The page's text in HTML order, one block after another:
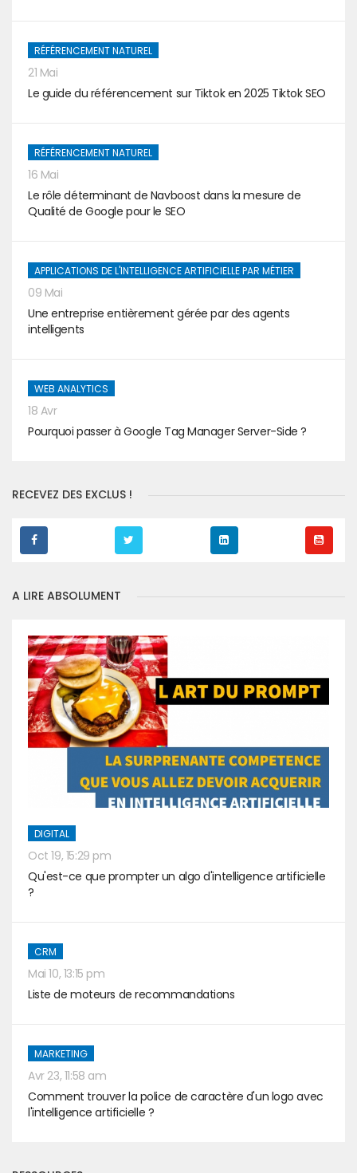
RÉFÉRENCEMENT NATUREL
21 Mai
Le guide du référencement sur Tiktok en 2025 Tiktok SEO
RÉFÉRENCEMENT NATUREL
16 Mai
Le rôle déterminant de Navboost dans la mesure de
Qualité de Google pour le SEO
APPLICATIONS DE L'INTELLIGENCE ARTIFICIELLE PAR MÉTIER
09 Mai
Une entreprise entièrement gérée par des agents
intelligents
WEB ANALYTICS
18 Avr
Pourquoi passer à Google Tag Manager Server-Side ?
RECEVEZ DES EXCLUS !
A LIRE ABSOLUMENT
DIGITAL
Oct 19, 15:29 pm
Qu'est-ce que prompter un algo d'intelligence artificielle
?
CRM
Mai 10, 13:15 pm
Liste de moteurs de recommandations
MARKETING
Avr 23, 11:58 am
Comment trouver la police de caractère d'un logo avec
l'intelligence artificielle ?